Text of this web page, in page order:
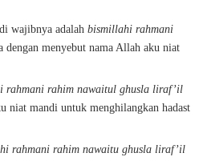
wajibnya adalah bismillahi rahmani
dengan menyebut nama Allah aku niat
rahmani rahim nawaitul ghusla liraf’il
niat mandi untuk menghilangkan hadast
rahmani rahim nawaitu ghusla liraf’il